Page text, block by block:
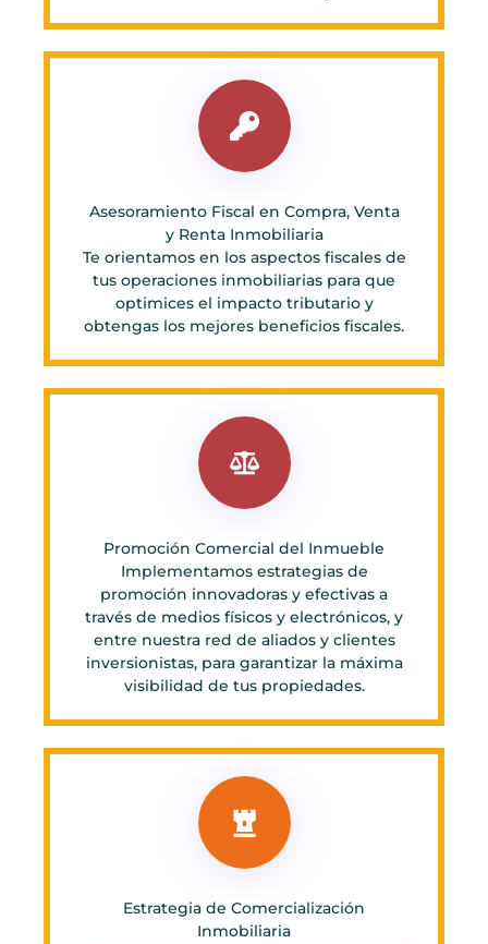
Asesoramiento Fiscal en Compra, Venta
y Renta Inmobiliaria
Te orientamos en los aspectos fiscales de
tus operaciones inmobiliarias para que
optimices el impacto tributario y
obtengas los mejores beneficios fiscales.
Promoción Comercial del Inmueble
Implementamos estrategias de
promoción innovadoras y efectivas a
través de medios físicos y electrónicos, y
entre nuestra red de aliados y clientes
inversionistas, para garantizar la máxima
visibilidad de tus propiedades.
Estrategia de Comercialización
Inmobiliaria